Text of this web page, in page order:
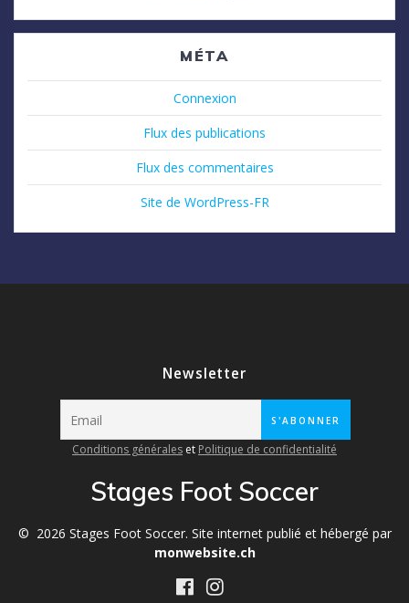
MÉTA
Connexion
Flux des publications
Flux des commentaires
Site de WordPress-FR
Newsletter
Conditions générales et Politique de confidentialité
Stages Foot Soccer
© 2026 Stages Foot Soccer. Site internet publié et hébergé par
monwebsite.ch